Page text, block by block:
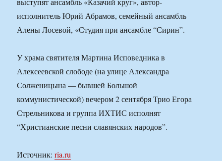
исполнитель Юрий Абрамов, семейный ансамбль
Алены Лосевой, «Студия при ансамбле “Сирин”.
У храма святителя Мартина Исповедника в
Алексеевской слободе (на улице Александра
Солженицына — бывшей Большой
коммунистической) вечером 2 сентября Трио Егора
Стрельникова и группа ИХТИС исполнят
“Христианские песни славянских народов”.
Источник:ria.ru